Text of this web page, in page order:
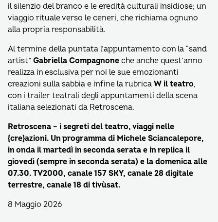
il silenzio del branco e le eredità culturali insidiose; un
viaggio rituale verso le ceneri, che richiama ognuno
alla propria responsabilità.
Al termine della puntata l’appuntamento con la “sand
artist” Gabriella Compagnone che anche quest’anno
realizza in esclusiva per noi le sue emozionanti
creazioni sulla sabbia e infine la rubrica W il teatro,
con i trailer teatrali degli appuntamenti della scena
italiana selezionati da Retroscena.
Retroscena – i segreti del teatro, viaggi nelle
{cre}azioni. Un programma di Michele Sciancalepore,
in onda il martedì in seconda serata e in replica il
giovedì (sempre in seconda serata) e la domenica alle
07.30. TV2000, canale 157 SKY, canale 28 digitale
terrestre, canale 18 di tivùsat.
8 Maggio 2026